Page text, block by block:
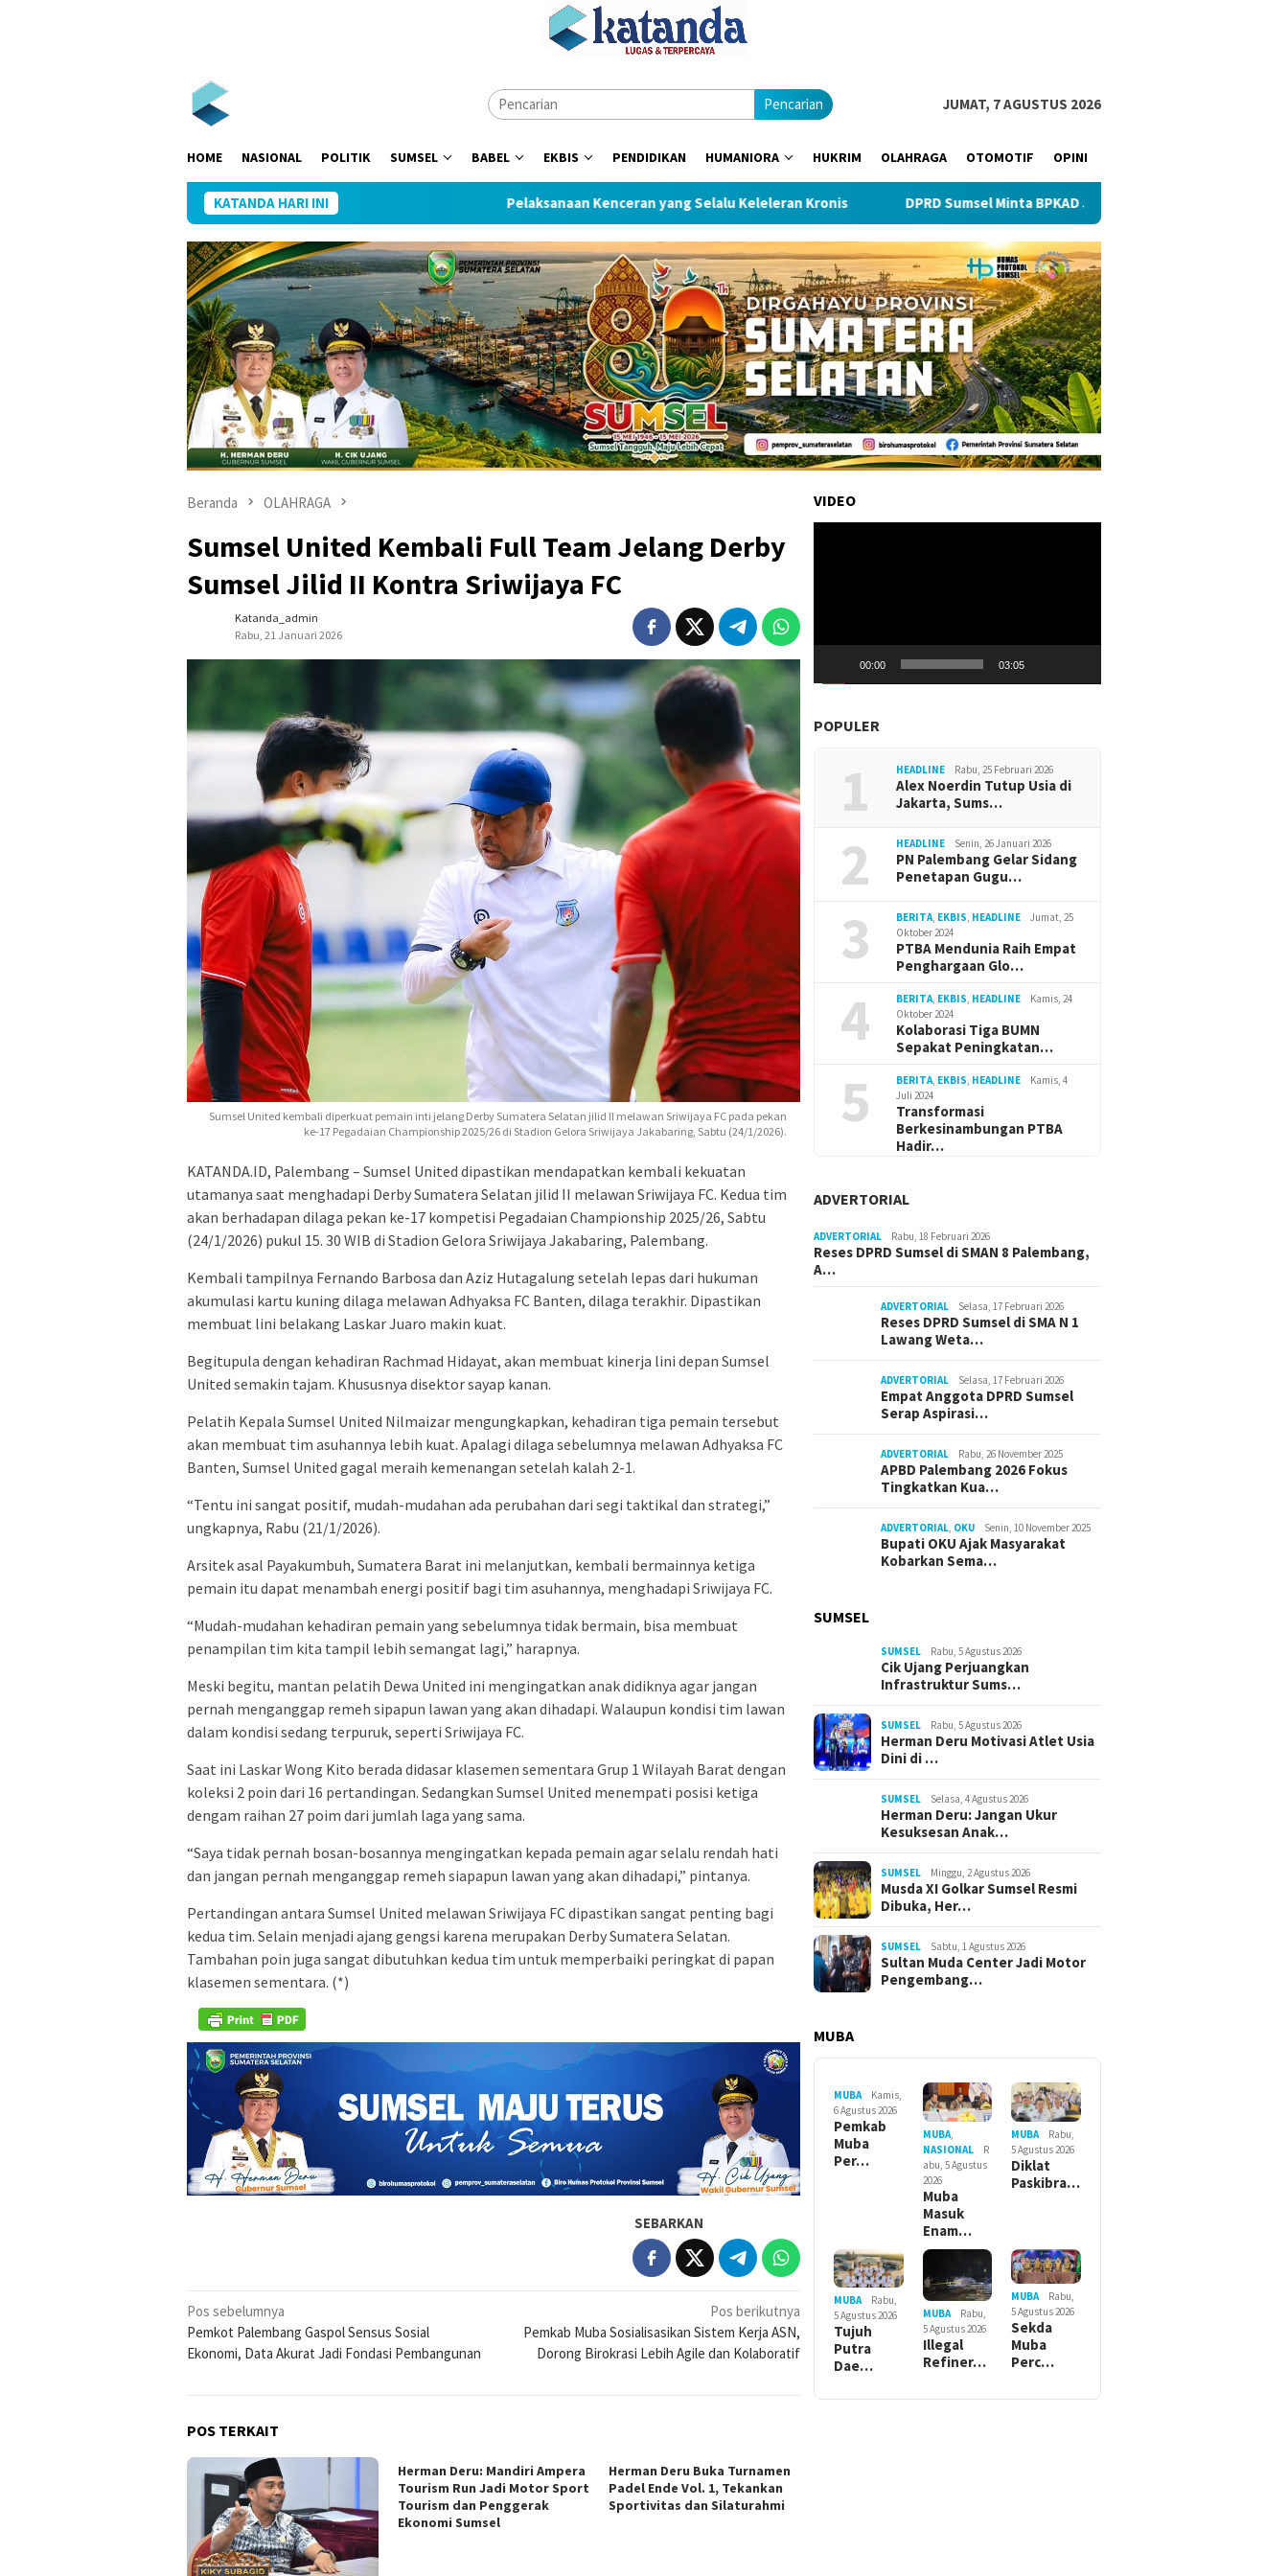
Pencarian JUMAT, 7 AGUSTUS 2026
HOME NASIONAL POLITIK SUMSEL BABEL EKBIS PENDIDIKAN HUMANIORA HUKRIM OLAHRAGA OTOMOTIF OPINI
KATANDA HARI INI Pelaksanaan Kenceran yang Selalu Keleleran Kronis DPRD Sumsel Minta BPKAD Jelaskan Konflik Kepemilikan Aset Seluas 2,9
Beranda OLAHRAGA
Sumsel United Kembali Full Team Jelang Derby
Sumsel Jilid II Kontra Sriwijaya FC
Katanda_admin
Rabu, 21 Januari 2026
Sumsel United kembali diperkuat pemain inti jelang Derby Sumatera Selatan jilid II melawan Sriwijaya FC pada pekan
ke-17 Pegadaian Championship 2025/26 di Stadion Gelora Sriwijaya Jakabaring, Sabtu (24/1/2026).
KATANDA.ID, Palembang – Sumsel United dipastikan mendapatkan kembali kekuatan
utamanya saat menghadapi Derby Sumatera Selatan jilid II melawan Sriwijaya FC. Kedua tim
akan berhadapan dilaga pekan ke-17 kompetisi Pegadaian Championship 2025/26, Sabtu
(24/1/2026) pukul 15. 30 WIB di Stadion Gelora Sriwijaya Jakabaring, Palembang.
Kembali tampilnya Fernando Barbosa dan Aziz Hutagalung setelah lepas dari hukuman
akumulasi kartu kuning dilaga melawan Adhyaksa FC Banten, dilaga terakhir. Dipastikan
membuat lini belakang Laskar Juaro makin kuat.
Begitupula dengan kehadiran Rachmad Hidayat, akan membuat kinerja lini depan Sumsel
United semakin tajam. Khususnya disektor sayap kanan.
Pelatih Kepala Sumsel United Nilmaizar mengungkapkan, kehadiran tiga pemain tersebut
akan membuat tim asuhannya lebih kuat. Apalagi dilaga sebelumnya melawan Adhyaksa FC
Banten, Sumsel United gagal meraih kemenangan setelah kalah 2-1.
“Tentu ini sangat positif, mudah-mudahan ada perubahan dari segi taktikal dan strategi,”
ungkapnya, Rabu (21/1/2026).
Arsitek asal Payakumbuh, Sumatera Barat ini melanjutkan, kembali bermainnya ketiga
pemain itu dapat menambah energi positif bagi tim asuhannya, menghadapi Sriwijaya FC.
“Mudah-mudahan kehadiran pemain yang sebelumnya tidak bermain, bisa membuat
penampilan tim kita tampil lebih semangat lagi,” harapnya.
Meski begitu, mantan pelatih Dewa United ini mengingatkan anak didiknya agar jangan
pernah menganggap remeh sipapun lawan yang akan dihadapi. Walaupun kondisi tim lawan
dalam kondisi sedang terpuruk, seperti Sriwijaya FC.
Saat ini Laskar Wong Kito berada didasar klasemen sementara Grup 1 Wilayah Barat dengan
koleksi 2 poin dari 16 pertandingan. Sedangkan Sumsel United menempati posisi ketiga
dengam raihan 27 poim dari jumlah laga yang sama.
“Saya tidak pernah bosan-bosannya mengingatkan kepada pemain agar selalu rendah hati
dan jangan pernah menganggap remeh siapapun lawan yang akan dihadapi,” pintanya.
Pertandingan antara Sumsel United melawan Sriwijaya FC dipastikan sangat penting bagi
kedua tim. Selain menjadi ajang gengsi karena merupakan Derby Sumatera Selatan.
Tambahan poin juga sangat dibutuhkan kedua tim untuk memperbaiki peringkat di papan
klasemen sementara. (*)
SEBARKAN
Navigasi
pos
Pos sebelumnya
Pemkot Palembang Gaspol Sensus Sosial
Ekonomi, Data Akurat Jadi Fondasi Pembangunan
Pos berikutnya
Pemkab Muba Sosialisasikan Sistem Kerja ASN,
Dorong Birokrasi Lebih Agile dan Kolaboratif
POS TERKAIT
Herman Deru: Mandiri Ampera
Tourism Run Jadi Motor Sport
Tourism dan Penggerak
Ekonomi Sumsel
Herman Deru Buka Turnamen
Padel Ende Vol. 1, Tekankan
Sportivitas dan Silaturahmi
VIDEO
00:00 03:05
POPULER
1 HEADLINE Rabu, 25 Februari 2026
Alex Noerdin Tutup Usia di
Jakarta, Sums…
2 HEADLINE Senin, 26 Januari 2026
PN Palembang Gelar Sidang
Penetapan Gugu…
3 BERITA, EKBIS, HEADLINE
Jumat, 25
Oktober 2024
PTBA Mendunia Raih Empat
Penghargaan Glo…
4 BERITA, EKBIS, HEADLINE
Kamis, 24
Oktober 2024
Kolaborasi Tiga BUMN
Sepakat Peningkatan…
5 BERITA, EKBIS, HEADLINE
Kamis, 4
Juli 2024
Transformasi
Berkesinambungan PTBA
Hadir…
ADVERTORIAL
ADVERTORIAL Rabu, 18 Februari 2026
Reses DPRD Sumsel di SMAN 8 Palembang,
A…
ADVERTORIAL Selasa, 17 Februari 2026
Reses DPRD Sumsel di SMA N 1
Lawang Weta…
ADVERTORIAL Selasa, 17 Februari 2026
Empat Anggota DPRD Sumsel
Serap Aspirasi…
ADVERTORIAL Rabu, 26 November 2025
APBD Palembang 2026 Fokus
Tingkatkan Kua…
ADVERTORIAL, OKU Senin, 10 November 2025
Bupati OKU Ajak Masyarakat
Kobarkan Sema…
SUMSEL
SUMSEL Rabu, 5 Agustus 2026
Cik Ujang Perjuangkan
Infrastruktur Sums…
SUMSEL Rabu, 5 Agustus 2026
Herman Deru Motivasi Atlet Usia
Dini di …
SUMSEL Selasa, 4 Agustus 2026
Herman Deru: Jangan Ukur
Kesuksesan Anak…
SUMSEL Minggu, 2 Agustus 2026
Musda XI Golkar Sumsel Resmi
Dibuka, Her…
SUMSEL Sabtu, 1 Agustus 2026
Sultan Muda Center Jadi Motor
Pengembang…
MUBA
MUBA
Kamis,
6 Agustus 2026
Pemkab
Muba
Per…
MUBA,
NASIONAL
R
abu, 5 Agustus
2026
Muba
Masuk
Enam…
MUBA
Rabu,
5 Agustus 2026
Diklat
Paskibra…
MUBA
Rabu,
5 Agustus 2026
Tujuh
Putra
Dae…
MUBA
Rabu,
5 Agustus 2026
Illegal
Refiner…
MUBA
Rabu,
5 Agustus 2026
Sekda
Muba
Perc…